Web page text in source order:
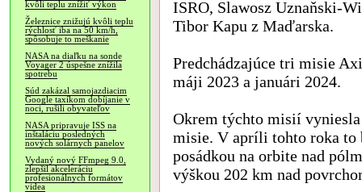
kvôli teplu znížiť výkon
Železnice znižujú kvôli teplu
rýchlosť iba na 50 km/h,
spôsobuje to meškanie
NASA na diaľku na sonde
Voyager 2 úspešne znížila
spotrebu
Súd zakázal samojazdiacim
Google taxíkom dobíjanie v
noci, rušili obyvateľov
NASA pripravuje ISS na
inštaláciu posledných
nových solárnych panelov
Vydaný nový FFmpeg 9.0,
zlepšil akceleráciu
profesionálnych formátov
videa
ISRO, Slawosz Uznaňski-
Tibor Kapu z Maďarska.
Predchádzajúce tri misie
máji 2023 a januári 2024.
Okrem týchto misií
misie. V apríli tohto roka to
posádkou na orbite nad
výškou 202 km nad